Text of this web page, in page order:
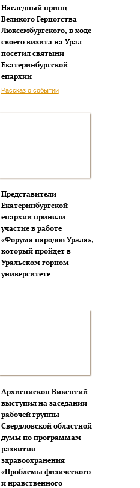
Наследный принц
Великого Герцогства
Люксембургского, в ходе
своего визита на Урал
посетил святыни
Екатеринбургской
епархии
Рассказ о событии
Представители
Екатеринбургской
епархии приняли
участие в работе
«Форума народов Урала»,
который пройдет в
Уральском горном
университете
Архиепископ Викентий
выступил на заседании
рабочей группы
Свердловской областной
думы по программам
развития
здравоохранения
«Проблемы физического
и нравственного